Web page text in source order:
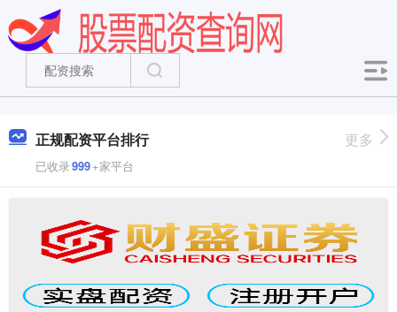
正规配资平台排行
已收录999+家平台
更多